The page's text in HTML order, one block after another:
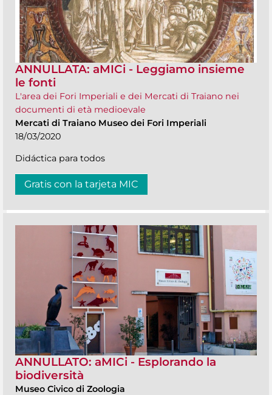
ANNULLATA: aMICi - Leggiamo insieme
le fonti
L'area dei Fori Imperiali e dei Mercati di Traiano nei
documenti di età medioevale
Mercati di Traiano Museo dei Fori Imperiali
18/03/2020
Didáctica para todos
Gratis con la tarjeta MIC
ANNULLATO: aMICi - Esplorando la
biodiversità
Museo Civico di Zoologia